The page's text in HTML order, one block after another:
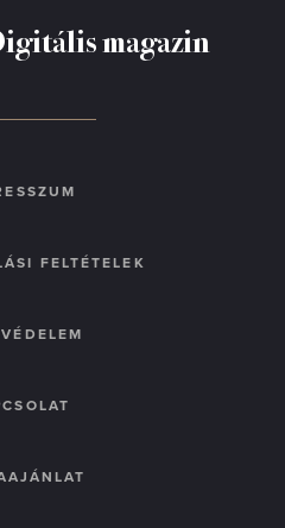
magazin
FELTÉTELEK